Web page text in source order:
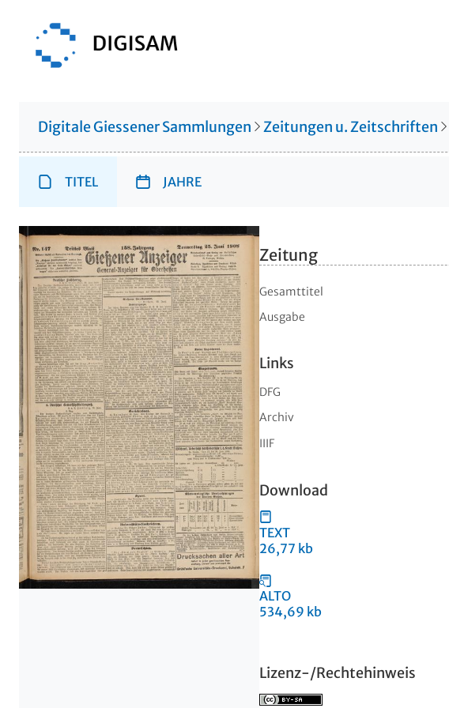
Digitale Giessener Sammlungen Zeitungen u. Zeitschriften
TITEL JAHRE
Zeitung
Gesamttitel
Ausgabe
Links
DFG
Archiv
IIIF
Download
TEXT
26,77 kb
ALTO
534,69 kb
Lizenz-/Rechtehinweis